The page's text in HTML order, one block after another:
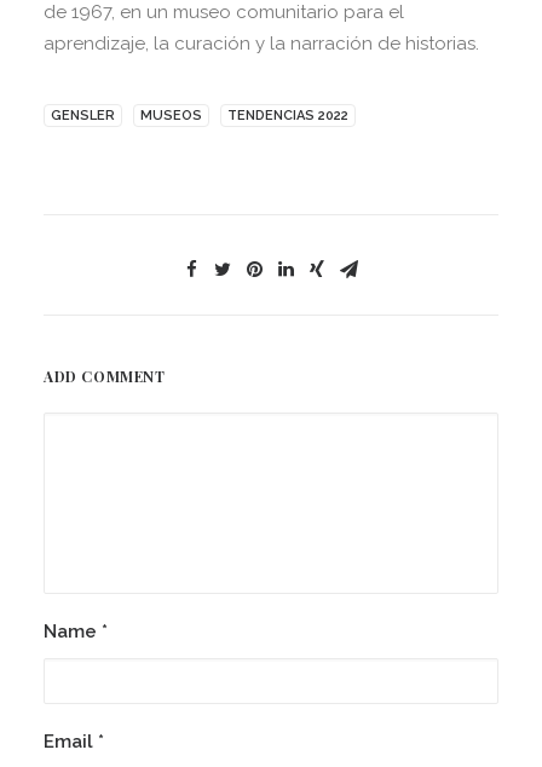
de 1967, en un museo comunitario para el
aprendizaje, la curación y la narración de historias.
GENSLER MUSEOS TENDENCIAS 2022
ADD COMMENT
Name *
Email *